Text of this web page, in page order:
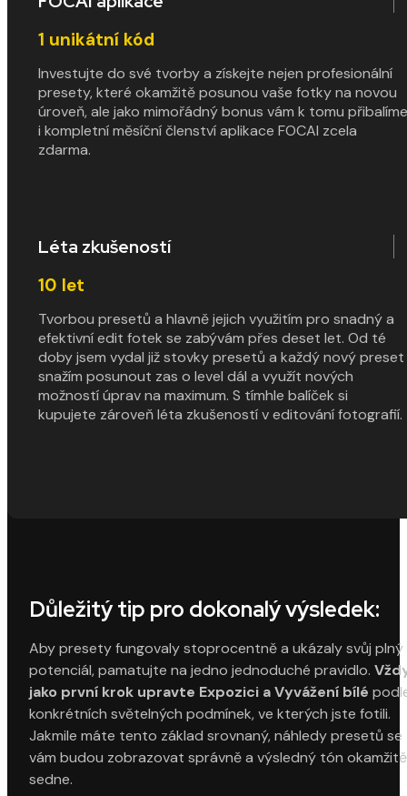
1 unikátní kód
Investujte do své tvorby a získejte nejen profesionální
presety, které okamžitě posunou vaše fotky na novou
úroveň, ale jako mimořádný bonus vám k tomu přibalíme
i kompletní měsíční členství aplikace FOCAI zcela
zdarma.
Léta zkušeností
10 let
Tvorbou presetů a hlavně jejich využitím pro snadný a
efektivní edit fotek se zabývám přes deset let. Od té
doby jsem vydal již stovky presetů a každý nový preset
snažím posunout zas o level dál a využít nových
možností úprav na maximum. S tímhle balíček si
kupujete zároveň léta zkušeností v editování fotografií.
Důležitý tip pro dokonalý výsledek:
Aby presety fungovaly stoprocentně a ukázaly svůj plný
potenciál, pamatujte na jedno jednoduché pravidlo.
jako první krok upravte Expozici a Vyvážení bílé
konkrétních světelných podmínek, ve kterých jste fotili.
Jakmile máte tento základ srovnaný, náhledy presetů se
vám budou zobrazovat správně a výsledný tón okamžitě
sedne.